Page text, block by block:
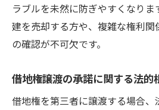
ラブルを未然に防ぎやすくなりま
建を売却する方や、複雑な権利
の確認が不可欠です。
借地権譲渡の承諾に関する法的
借地権を第三者に譲渡する場合